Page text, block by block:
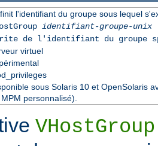
l'identifiant du groupe sous lequel
identifiant-groupe-unix
de l'identifiant du groupe
virtuel
sous Solaris 10 et OpenSolaris
personnalisé).
VHostGroup